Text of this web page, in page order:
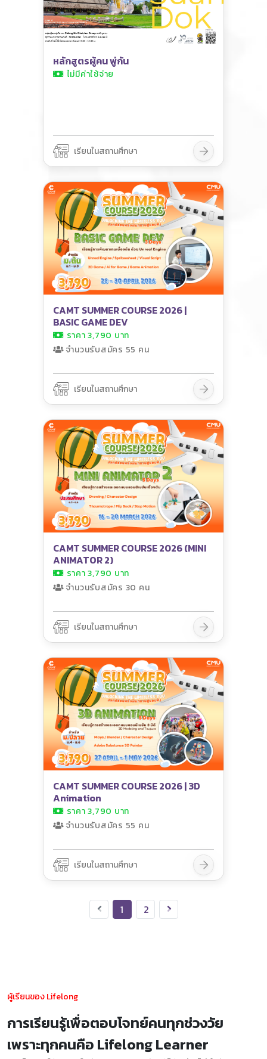
หลักสูตรผู้คน พู่กัน
ไม่มีค่าใช้จ่าย
เรียนในสถานศึกษา
CAMT SUMMER COURSE 2026 |
BASIC GAME DEV
ราคา 3,790 บาท
จำนวนรับสมัคร 55 คน
เรียนในสถานศึกษา
CAMT SUMMER COURSE 2026 (MINI
ANIMATOR 2)
ราคา 3,790 บาท
จำนวนรับสมัคร 30 คน
เรียนในสถานศึกษา
CAMT SUMMER COURSE 2026 | 3D
Animation
ราคา 3,790 บาท
จำนวนรับสมัคร 55 คน
เรียนในสถานศึกษา
1 2
ผู้เรียนของ Lifelong
การเรียนรู้เพื่อตอบโจทย์คนทุกช่วงวัย
เพราะทุกคนคือ Lifelong Learner